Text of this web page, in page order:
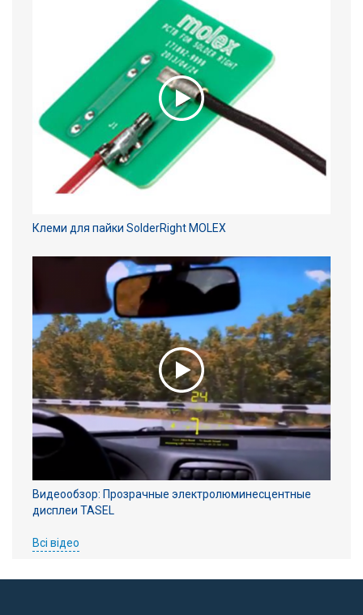
Клеми для пайки SolderRight MOLEX
Видеообзор: Прозрачные электролюминесцентные
дисплеи TASEL
Всі відео